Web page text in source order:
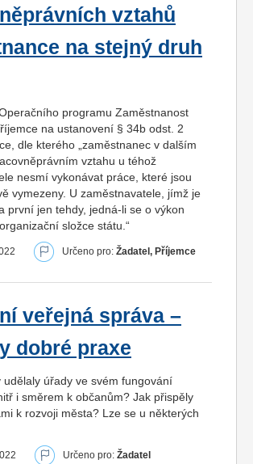
vztahů
na stejný druh
programu Zaměstnanost
na ustanovení § 34b odst. 2
dle kterého „zaměstnanec v dalším
vztahu u téhož
nesmí vykonávat práce, které jsou
vymezeny. U zaměstnavatele, jímž je
první jen tehdy, jedná-li se o výkon
složce státu.“
Určeno pro: Žadatel, Příjemce
veřejná správa –
dobré praxe
udělaly úřady ve svém fungování
i směrem k občanům? Jak přispěly
k rozvoji města? Lze se u některých
Určeno pro: Žadatel